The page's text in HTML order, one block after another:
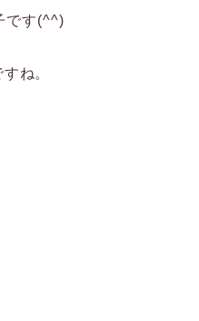
です(^^)
ね。